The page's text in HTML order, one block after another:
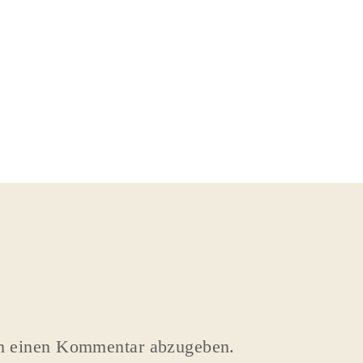
einen Kommentar abzugeben.